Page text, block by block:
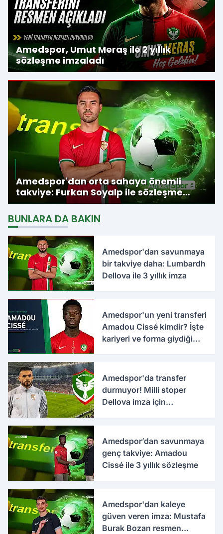
Amedspor, Umut Meraş ile 2 yıllık
sözleşme imzaladı
Amedspor'dan orta sahaya önemli
takviye: Furkan Soyalp ile sözleşme
imzalandı
BUNLARA DA BAKIN
Amedspor'dan savunmaya
bir takviye daha: Lumbardh
Dellova ile 3 yıllık imza
Amedspor'un yeni transferi
Amadou Cissé kimdir? İşte
kariyeri ve forma giydiği
Amedspor'da transfer
durmuyor! Milli stoper
Dellova imza için
Amedspor’dan savunmaya
genç takviye: Amadou
Cissé ile 3 yıllık sözleşme
Amedspor'dan kaleye
güven veren imza: Mustafa
Burak Bozan resmen